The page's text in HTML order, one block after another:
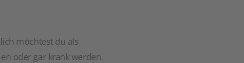
möchtest du als
oder gar krank werden.